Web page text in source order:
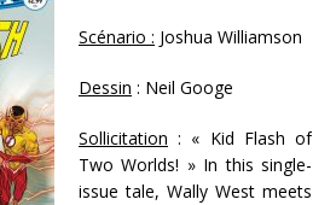
Scénario : Joshua Williamson
Dessin : Neil Googe
Sollicitation : « Kid Flash of
Two Worlds! » In this single-
issue tale, Wally West meets